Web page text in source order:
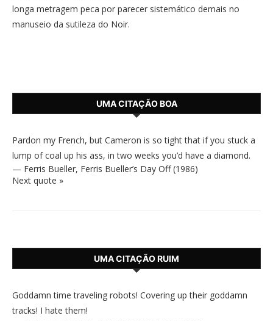
longa metragem peca por parecer sistemático demais no
manuseio da sutileza do Noir.
UMA CITAÇÃO BOA
Pardon my French, but Cameron is so tight that if you stuck a
lump of coal up his ass, in two weeks you’d have a diamond.
— Ferris Bueller, Ferris Bueller’s Day Off (1986)
Next quote »
UMA CITAÇÃO RUIM
Goddamn time traveling robots! Covering up their goddamn
tracks! I hate them!